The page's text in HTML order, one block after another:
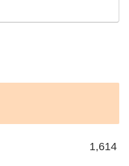
1,614